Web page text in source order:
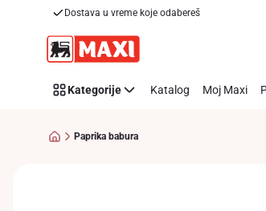
Dostava u vreme koje odabereš
Kategorije Katalog Moj Maxi
Paprika babura